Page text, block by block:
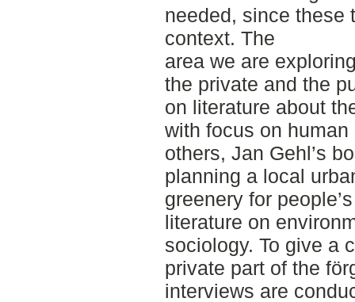
needed, since these
context. The
area we are
the private and the
on literature about
with focus on
others, Jan Gehl’s
planning a local
greenery for
literature on
sociology. To give a
private part of the
interviews are